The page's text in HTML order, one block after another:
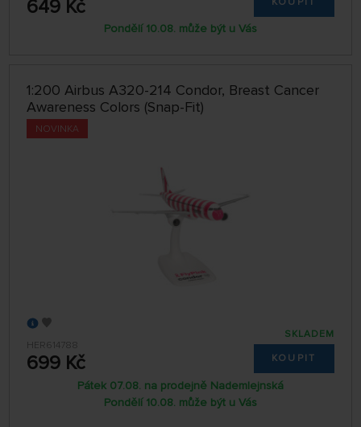
649 Kč
Pondělí 10.08. může být u Vás
1:200 Airbus A320-214 Condor, Breast Cancer
Awareness Colors (Snap-Fit)
NOVINKA
HER614788
699 Kč
SKLADEM
KOUPIT
Pátek 07.08. na prodejně Nademlejnská
Pondělí 10.08. může být u Vás